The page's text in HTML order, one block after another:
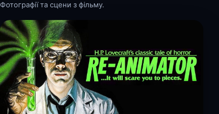
Фотографії та сцени з фільму.